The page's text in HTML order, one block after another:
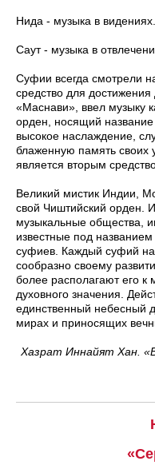
Нида - музыка в
Саут - музыка в
Суфии всегда смотрели
средство для достижения
«Маснави», ввел музыку
орден, носящий
высокое наслаждение,
блаженную память своих
является вторым
Великий мистик Индии,
свой Чиштийский орден.
музыкальные общества,
известные под
суфиев. Каждый суфий
сообразно своему
более располагают его к
духовного значения.
единственный небесный
мирах и приносящих
Хазрат Иннайят Хан.